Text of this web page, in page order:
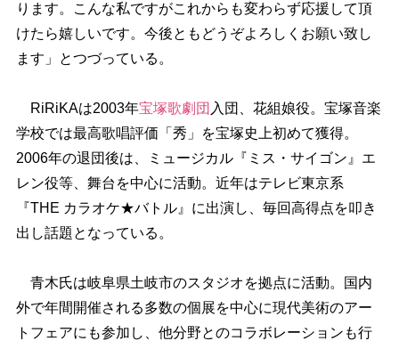
ります。こんな私ですがこれからも変わらず応援して頂
けたら嬉しいです。今後ともどうぞよろしくお願い致し
ます」とつづっている。
RiRiKAは2003年宝塚歌劇団 入団、花組娘役。宝塚音楽
学校では最高歌唱評価「秀」を宝塚史上初めて獲得。
2006年の退団後は、ミュージカル『ミス・サイゴン』エ
レン役等、舞台を中心に活動。近年はテレビ東京系
『THE カラオケ★バトル』に出演し、毎回高得点を叩き
出し話題となっている。
青木氏は岐阜県土岐市のスタジオを拠点に活動。国内
外で年間開催される多数の個展を中心に現代美術のアー
トフェアにも参加し、他分野とのコラボレーションも行